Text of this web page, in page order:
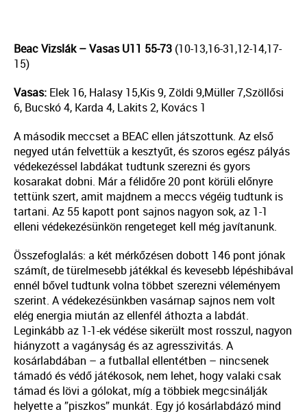
Beac Vizslák – Vasas U11 55-73 (10-13,16-31,12-14,17-
15)
Vasas: Elek 16, Halasy 15,Kis 9, Zöldi 9,Müller 7,Szöllősi
6, Bucskó 4, Karda 4, Lakits 2, Kovács 1
A második meccset a BEAC ellen játszottunk. Az első
negyed után felvettük a kesztyűt, és szoros egész pályás
védekezéssel labdákat tudtunk szerezni és gyors
kosarakat dobni. Már a félidőre 20 pont körüli előnyre
tettünk szert, amit majdnem a meccs végéig tudtunk is
tartani. Az 55 kapott pont sajnos nagyon sok, az 1-1
elleni védekezésünkön rengeteget kell még javítanunk.
Összefoglalás: a két mérkőzésen dobott 146 pont jónak
számít, de türelmesebb játékkal és kevesebb lépéshibával
ennél bővel tudtunk volna többet szerezni véleményem
szerint. A védekezésünkben vasárnap sajnos nem volt
elég energia miután az ellenfél áthozta a labdát.
Leginkább az 1-1-ek védése sikerült most rosszul, nagyon
hiányzott a vagányság és az agresszivitás. A
kosárlabdában – a futballal ellentétben – nincsenek
támadó és védő játékosok, nem lehet, hogy valaki csak
támad és lövi a gólokat, míg a többiek megcsinálják
helyette a ”piszkos” munkát. Egy jó kosárlabdázó mind